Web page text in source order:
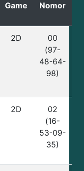
Game
Nomor
2D
00
(97-
48-64-
98)
2D
02
(16-
53-09-
35)